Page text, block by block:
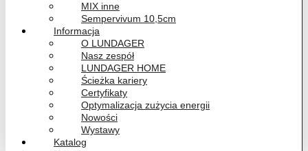
MIX inne
Sempervivum 10,5cm
Informacja
O LUNDAGER
Nasz zespół
LUNDAGER HOME
Ścieżka kariery
Certyfikaty
Optymalizacja zużycia energii
Nowości
Wystawy
Katalog